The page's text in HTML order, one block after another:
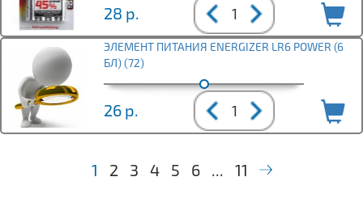
28 р.
ЭЛЕМЕНТ ПИТАНИЯ ENERGIZER LR6 POWER (6
БЛ) (72)
26 р.
1 2 3 4 5 6 ... 11